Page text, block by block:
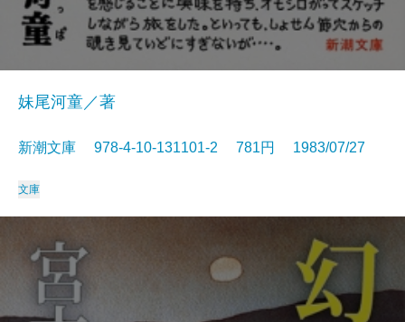
妹尾河童／著
新潮文庫 978-4-10-131101-2 781円 1983/07/27
文庫